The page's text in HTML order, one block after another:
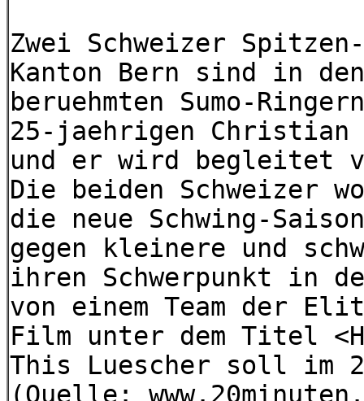
Zwei Schweizer
Kanton Bern sind in
beruehmten Sumo-
25-jaehrigen Christian
und er wird begleitet
Die beiden Schweizer
die neue Schwing-
gegen kleinere und
ihren Schwerpunkt in
von einem Team der
Film unter dem Titel
This Luescher soll im
(Quelle: